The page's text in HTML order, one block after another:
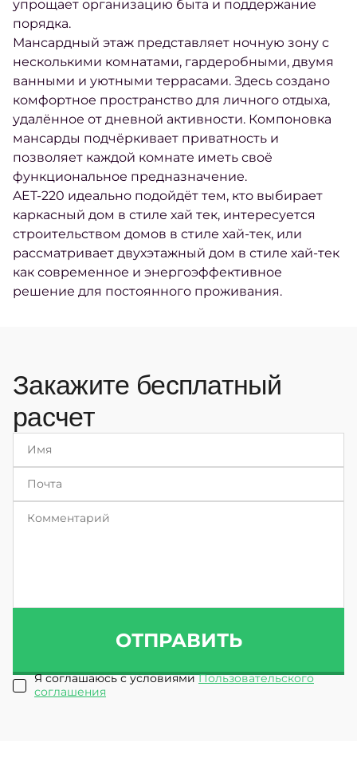
упрощает организацию быта и поддержание
порядка.
Мансардный этаж представляет ночную зону с
несколькими комнатами, гардеробными, двумя
ванными и уютными террасами. Здесь создано
комфортное пространство для личного отдыха,
удалённое от дневной активности. Компоновка
мансарды подчёркивает приватность и
позволяет каждой комнате иметь своё
функциональное предназначение.
AET-220 идеально подойдёт тем, кто выбирает
каркасный дом в стиле хай тек, интересуется
строительством домов в стиле хай-тек, или
рассматривает двухэтажный дом в стиле хай-тек
как современное и энергоэффективное
решение для постоянного проживания.
Закажите бесплатный
расчет
ОТПРАВИТЬ
Я соглашаюсь с условиямиПользовательского
соглашения